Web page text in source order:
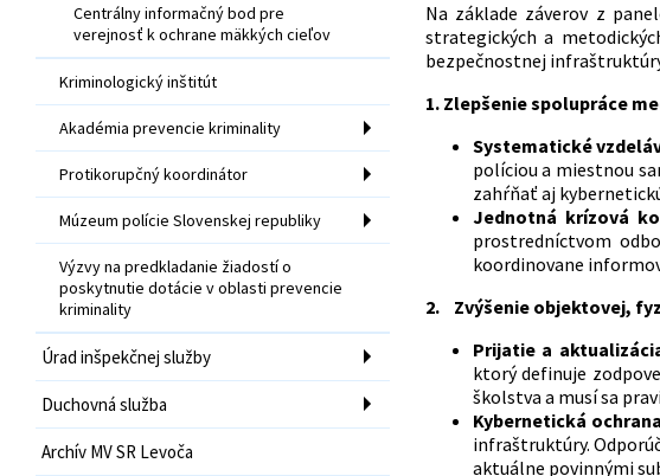
Centrálny informačný bod pre
verejnosť k ochrane mäkkých cieľov
Kriminologický inštitút
Akadémia prevencie kriminality
Protikorupčný koordinátor
Múzeum polície Slovenskej republiky
Výzvy na predkladanie žiadostí o
poskytnutie dotácie v oblasti prevencie
kriminality
Úrad inšpekčnej služby
Duchovná služba
Archív MV SR Levoča
Na základe záverov z
strategických a
bezpečnostnej
1. Zlepšenie spolupráce
Systematické
políciou a miestnou
zahŕňať aj
Jednotná krízová
prostredníctvom
koordinovane
2. Zvýšenie objektovej,
Prijatie a
ktorý definuje
školstva a musí sa
Kybernetická
infraštruktúry.
aktuálne povinnými